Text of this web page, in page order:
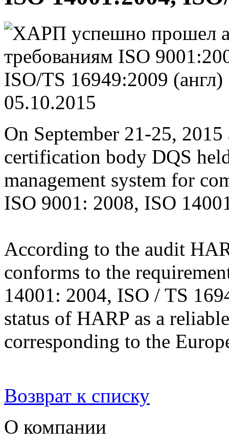
05.10.2015
On September 21-25,
certification body DQS
management system for
ISO 9001: 2008, ISO
According to the audit
conforms to the
14001: 2004, ISO / TS
status of HARP as a
corresponding to the
Возврат к списку
О компании